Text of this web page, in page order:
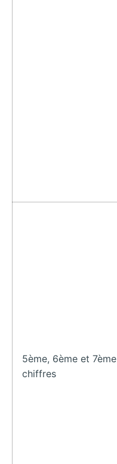
5ème, 6ème et 7ème
chiffres